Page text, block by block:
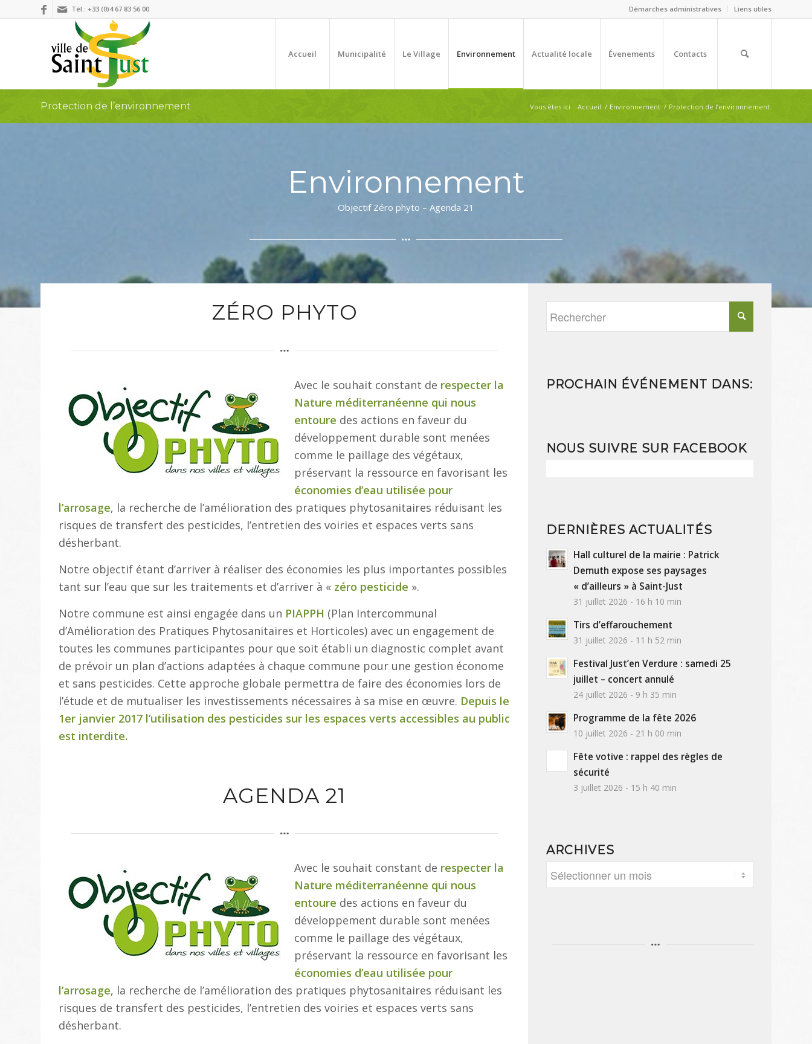
Démarches administratives Liens utiles
Tél.: +33 (0)4 67 83 56 00
Accueil Municipalité Le Village Environnement Actualité locale Évenements Contacts
Protection de l’environnement Vous êtes ici : Accueil / Environnement / Protection de l’environnement
Environnement
Objectif Zéro phyto – Agenda 21
ZÉRO PHYTO
Avec le souhait constant de respecter la
Nature méditerranéenne qui nous
entoure des actions en faveur du
développement durable sont menées
comme le paillage des végétaux,
préservant la ressource en favorisant les
économies d’eau utilisée pour
l’arrosage, la recherche de l’amélioration des pratiques phytosanitaires réduisant les
risques de transfert des pesticides, l’entretien des voiries et espaces verts sans
désherbant.
Notre objectif étant d’arriver à réaliser des économies les plus importantes possibles
tant sur l’eau que sur les traitements et d’arriver à « zéro pesticide ».
Notre commune est ainsi engagée dans un PIAPPH (Plan Intercommunal
d’Amélioration des Pratiques Phytosanitaires et Horticoles) avec un engagement de
toutes les communes participantes pour que soit établi un diagnostic complet avant
de prévoir un plan d’actions adaptées à chaque commune pour une gestion économe
et sans pesticides. Cette approche globale permettra de faire des économies lors de
l’étude et de mutualiser les investissements nécessaires à sa mise en œuvre. Depuis le
1er janvier 2017 l’utilisation des pesticides sur les espaces verts accessibles au public
est interdite.
AGENDA 21
Avec le souhait constant de respecter la
Nature méditerranéenne qui nous
entoure des actions en faveur du
développement durable sont menées
comme le paillage des végétaux,
préservant la ressource en favorisant les
économies d’eau utilisée pour
l’arrosage, la recherche de l’amélioration des pratiques phytosanitaires réduisant les
risques de transfert des pesticides, l’entretien des voiries et espaces verts sans
désherbant.
PROCHAIN ÉVÉNEMENT DANS:
NOUS SUIVRE SUR FACEBOOK
DERNIÈRES ACTUALITÉS
Hall culturel de la mairie : Patrick
Demuth expose ses paysages
« d’ailleurs » à Saint-Just
31 juillet 2026 - 16 h 10 min
Tirs d’effarouchement
31 juillet 2026 - 11 h 52 min
Festival Just’en Verdure : samedi 25
juillet – concert annulé
24 juillet 2026 - 9 h 35 min
Programme de la fête 2026
10 juillet 2026 - 21 h 00 min
Fête votive : rappel des règles de
sécurité
3 juillet 2026 - 15 h 40 min
ARCHIVES